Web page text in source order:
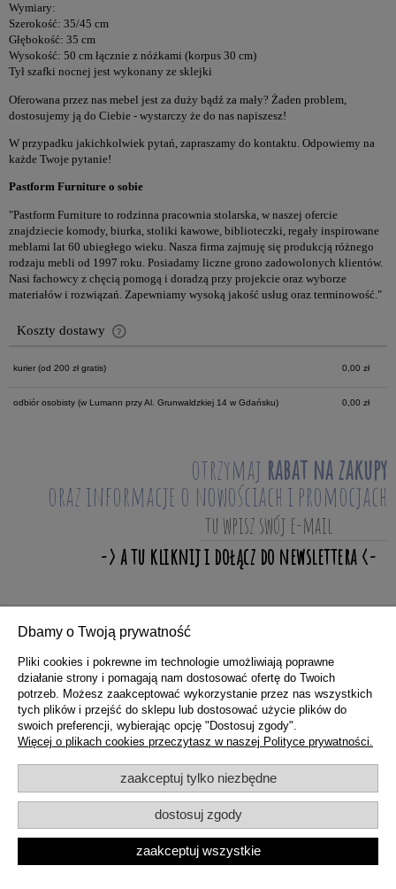
Wymiary:
Szerokość: 35/45 cm
Głębokość: 35 cm
Wysokość: 50 cm łącznie z nóżkami (korpus 30 cm)
Tył szafki nocnej jest wykonany ze sklejki
Oferowana przez nas mebel jest za duży bądź za mały? Żaden problem,
dostosujemy ją do Ciebie - wystarczy że do nas napiszesz!
W przypadku jakichkolwiek pytań, zapraszamy do kontaktu. Odpowiemy na
każde Twoje pytanie!
Pastform Furniture o sobie
"Pastform Furniture to rodzinna pracownia stolarska, w naszej ofercie
znajdziecie komody, biurka, stoliki kawowe, biblioteczki, regały inspirowane
meblami lat 60 ubiegłego wieku. Nasza firma zajmuję się produkcją różnego
rodzaju mebli od 1997 roku. Posiadamy liczne grono zadowolonych klientów.
Nasi fachowcy z chęcią pomogą i doradzą przy projekcie oraz wyborze
materiałów i rozwiązań. Zapewniamy wysoką jakość usług oraz terminowość."
Koszty dostawy
Cena nie zawiera ewentualnych kosztów płatności
kurier (od 200 zł gratis) 0,00 zł
odbiór osobisty (w Lumann przy Al. Grunwaldzkiej 14 w Gdańsku) 0,00 zł
otrzymaj rabat na zakupy
oraz informacje o nowościach i promocjach
ZAKUPY
POMOC
INFORMACJE
Dbamy o Twoją prywatność
Pliki cookies i pokrewne im technologie umożliwiają poprawne
działanie strony i pomagają nam dostosować ofertę do Twoich
potrzeb. Możesz zaakceptować wykorzystanie przez nas wszystkich
tych plików i przejść do sklepu lub dostosować użycie plików do
swoich preferencji, wybierając opcję "Dostosuj zgody".
Więcej o plikach cookies przeczytasz w naszej Polityce prywatności.
zaakceptuj tylko niezbędne
dostosuj zgody
zaakceptuj wszystkie